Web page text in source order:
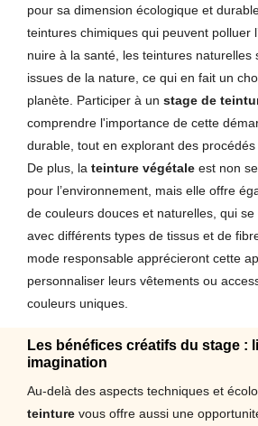
pour sa dimension écologique et
teintures chimiques qui peuvent polluer
nuire à la santé, les teintures naturelles
issues de la nature, ce qui en fait un
planète. Participer à un stage de
comprendre l'importance de cette
durable, tout en explorant des procédés
De plus, la teinture végétale est non
pour l’environnement, mais elle offre
de couleurs douces et naturelles, qui
avec différents types de tissus et de
mode responsable apprécieront cette
personnaliser leurs vêtements ou
couleurs uniques.
Les bénéfices créatifs du stage :
imagination
Au-delà des aspects techniques et
teinture vous offre aussi une